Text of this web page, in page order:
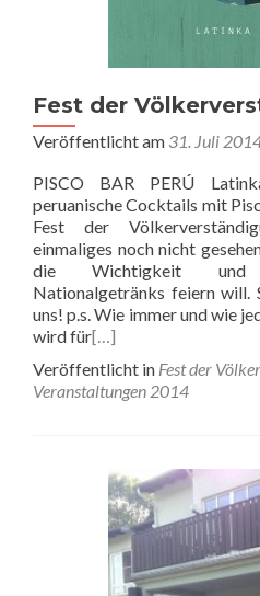
Fest der
Veröffentlicht am 31. Juli
PISCO BAR PERÚ
peruanische Cocktails mit
Fest der
einmaliges noch nicht
die Wichtigkeit und
Nationalgetränks feiern will.
uns! p.s. Wie immer und wie
wird für[…]
Veröffentlicht in Fest der
Veranstaltungen 2014